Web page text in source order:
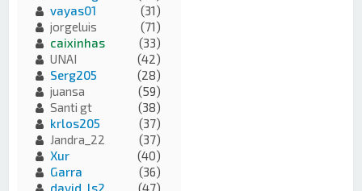
vayas01
(31)
jorgeluis
(71)
caixinhas
(33)
UNAI
(42)
Serg205
(28)
juansa
(59)
Santi gt
(38)
krlos205
(37)
Jandra_22
(37)
Xur
(40)
Garra
(36)
david_ls2
(47)